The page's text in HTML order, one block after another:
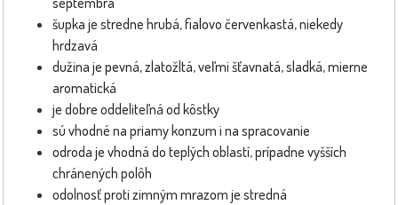
šupka je stredne hrubá, fialovo červenkastá, niekedy
hrdzavá
dužina je pevná, zlatožltá, veľmi šťavnatá, sladká, mierne
aromatická
je dobre oddeliteľná od kôstky
sú vhodné na priamy konzum i na spracovanie
odroda je vhodná do teplých oblastí, prípadne vyšších
chránených polôh
odolnosť proti zimným mrazom je stredná